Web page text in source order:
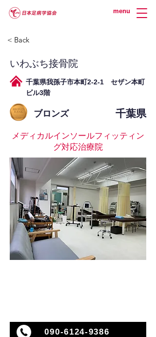
menu
< Back
いわぶち接骨院
千葉県我孫子市本町2-2-1 セザン本町
ビル3階
ブロンズ 千葉県
メディカルインソールフィッティン
グ対応治療院
090-6124-9386